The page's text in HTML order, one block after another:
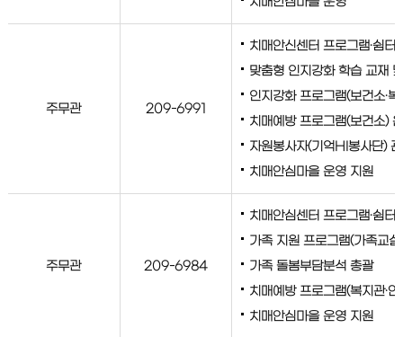
주무관 209-6991
치매안신센터 프로그램·쉼터
맞춤형 인지강화 학습 교재
인지강화 프로그램(보건소·
치매예방 프로그램(보건소)
자원봉사자(기억HI봉사단)
치매안심마을 운영 지원
주무관 209-6984
치매안심센터 프로그램·쉼터
가족 지원 프로그램(가족교실
가족 돌봄부담분석 총괄
치매예방 프로그램(복지관·
치매안심마을 운영 지원